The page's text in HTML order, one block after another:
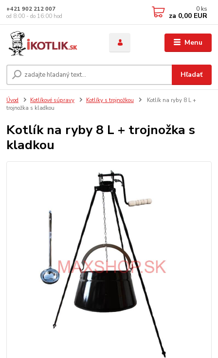
Menu
Hľadať
+421 902 212 007
od 8:00 - do 16:00 hod
0 ks
za 0,00 EUR
Úvod Kotlíkové súpravy Kotlíky s trojnožkou
Kotlík na ryby 8 L +
trojnožka s kladkou
Kotlík na ryby 8 L + trojnožka s
kladkou